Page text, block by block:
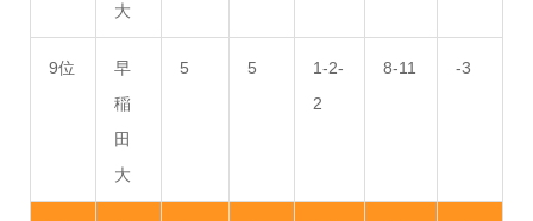
大
9位
早
稲
田
大
5 5
1-2-
2
8-11 -3